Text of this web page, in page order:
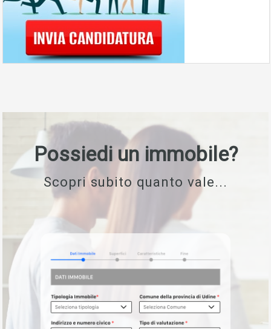
Possiedi un immobile?
Scopri subito quanto vale...